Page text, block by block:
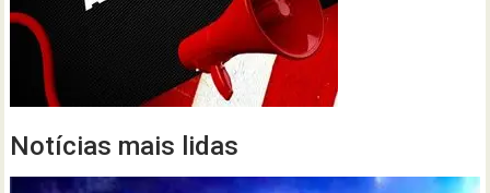
Notícias mais lidas